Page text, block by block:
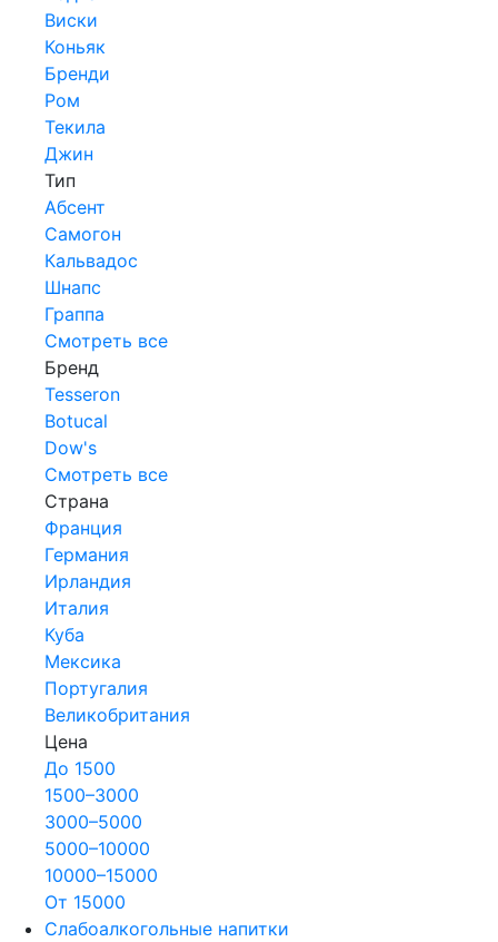
Виски
Коньяк
Бренди
Ром
Текила
Джин
Тип
Абсент
Самогон
Кальвадос
Шнапс
Граппа
Смотреть все
Бренд
Tesseron
Botucal
Dow's
Смотреть все
Страна
Франция
Германия
Ирландия
Италия
Куба
Мексика
Португалия
Великобритания
Цена
До 1500
1500–3000
3000–5000
5000–10000
10000–15000
От 15000
Слабоалкогольные напитки